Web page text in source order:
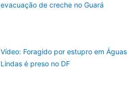
evacuação de creche no Guará
Vídeo: Foragido por estupro em Águas
Lindas é preso no DF